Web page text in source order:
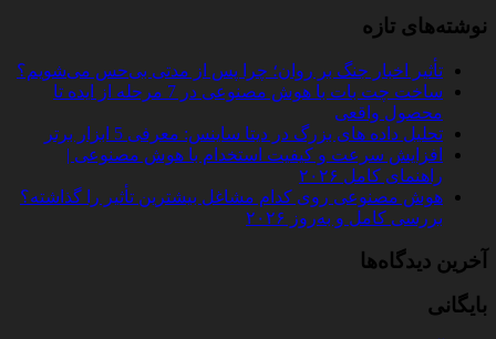
نوشته‌های تازه
تأثیر اخبار جنگ بر روان؛ چرا پس از مدتی بی‌حس می‌شویم؟
ساخت چت‌ بات با هوش مصنوعی در 7 مرحله از ایده تا
محصول واقعی
تحلیل داده‌ های بزرگ در دیتا ساینس: معرفی 5 ابزار برتر
افزایش سرعت و کیفیت استخدام با هوش مصنوعی |
راهنمای کامل ۲۰۲۶
هوش مصنوعی روی کدام مشاغل بیشترین تأثیر را گذاشته؟
بررسی کامل و به‌روز ۲۰۲۶
آخرین دیدگاه‌ها
بایگانی